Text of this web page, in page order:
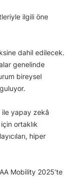
ilgili öne
dahil edilecek.
genelinde
bireysel
ile yapay zekâ
ortaklık
hiper
Mobility 2025’te